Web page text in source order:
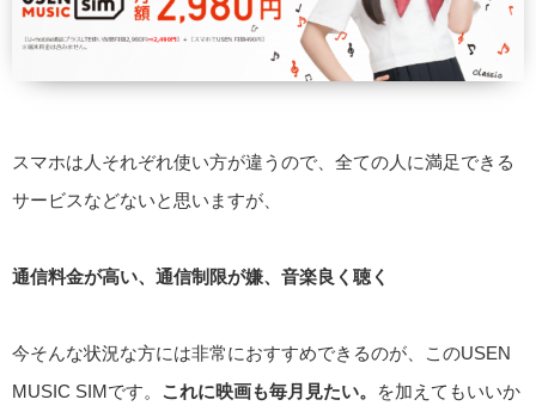
スマホは人それぞれ使い方が違うので、全ての人に満足できる
サービスなどないと思いますが、
通信料金が高い、通信制限が嫌、音楽良く聴く
今そんな状況な方には非常におすすめできるのが、このUSEN
MUSIC SIMです。 これに映画も毎月見たい。
を加えてもいいか